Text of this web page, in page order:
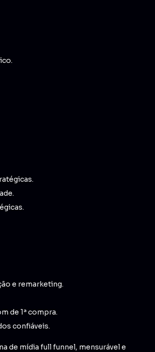
e remarketing.
de 1ª compra.
confiáveis.
de mídia full funnel, mensurável e